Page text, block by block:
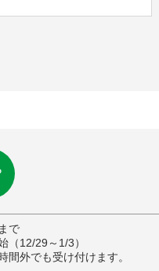
で
（12/29～1/3）
間外でも受け付けます。